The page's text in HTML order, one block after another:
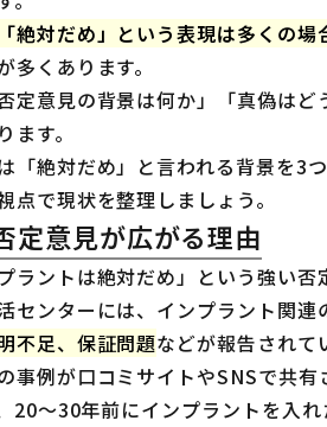
「絶対だめ」という表現は多くの
多くあります。
否定意見の背景は何か」「真偽は
ます。
「絶対だめ」と言われる背景を3
点で現状を整理しましょう。
定意見が広がる理由
プラントは絶対だめ」という強い
センターには、インプラント関連
不足、保証問題などが報告されて
事例が口コミサイトやSNSで共
20〜30年前にインプラントを入